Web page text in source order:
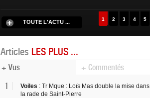
TOUTE L'ACTU ... 1 2 3 4 5
Articles LES PLUS ...
+ Vus + Commentés
1 Voiles : Tr Mque : Loïs Mas double la mise dans
la rade de Saint-Pierre